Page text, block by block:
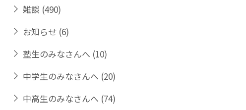
雑談 (490)
お知らせ (6)
塾生のみなさんへ (10)
中学生のみなさんへ (20)
中高生のみなさんへ (74)